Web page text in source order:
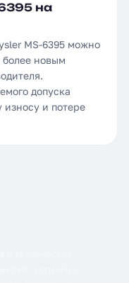
на
MS-6395 можно
более новым
допуска
и потере